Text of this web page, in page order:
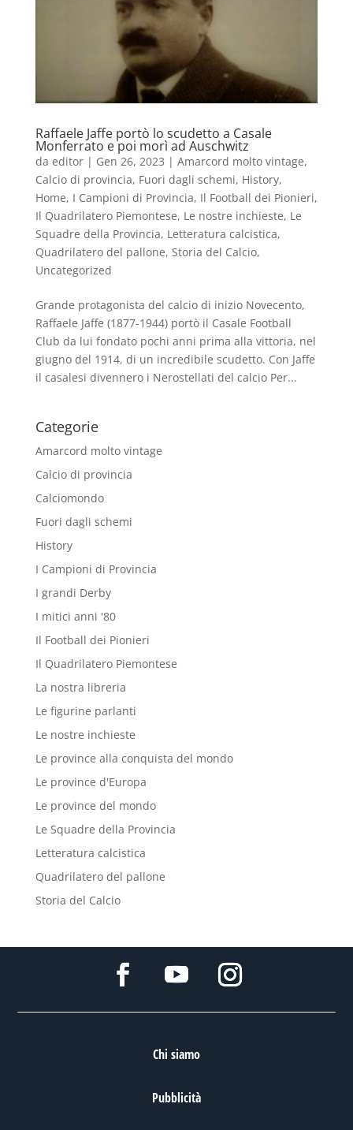
Raffaele Jaffe portò lo scudetto a Casale
Monferrato e poi morì ad Auschwitz
da editor| Gen 26, 2023 | Amarcord molto vintage,
Calcio di provincia, Fuori dagli schemi, History,
Home, I Campioni di Provincia, Il Football dei Pionieri,
Il Quadrilatero Piemontese, Le nostre inchieste, Le
Squadre della Provincia, Letteratura calcistica,
Quadrilatero del pallone, Storia del Calcio,
Uncategorized
Grande protagonista del calcio di inizio Novecento,
Raffaele Jaffe (1877-1944) portò il Casale Football
Club da lui fondato pochi anni prima alla vittoria, nel
giugno del 1914, di un incredibile scudetto. Con Jaffe
il casalesi divennero i Nerostellati del calcio Per...
Categorie
Amarcord molto vintage
Calcio di provincia
Calciomondo
Fuori dagli schemi
History
I Campioni di Provincia
I grandi Derby
I mitici anni '80
Il Football dei Pionieri
Il Quadrilatero Piemontese
La nostra libreria
Le figurine parlanti
Le nostre inchieste
Le province alla conquista del mondo
Le province d'Europa
Le province del mondo
Le Squadre della Provincia
Letteratura calcistica
Quadrilatero del pallone
Storia del Calcio
Chi siamo
Pubblicità